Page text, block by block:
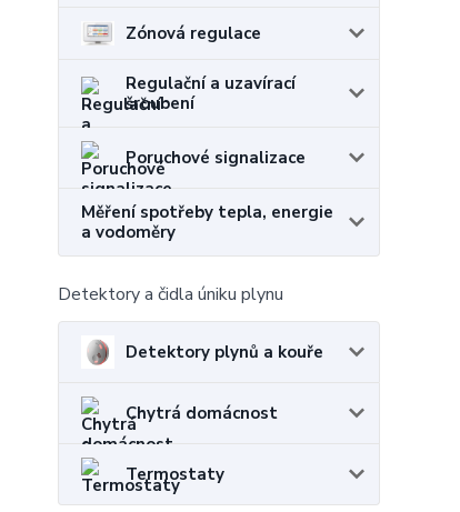
Zónová regulace
Regulační a uzavírací
šroubení
Poruchové signalizace
Měření spotřeby tepla, energie
a vodoměry
Detektory a čidla úniku plynu
Detektory plynů a kouře
Chytrá domácnost
Termostaty